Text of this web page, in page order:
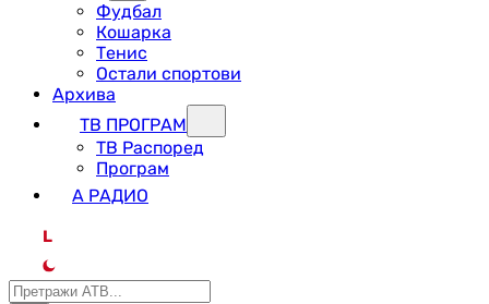
Фудбал
Кошарка
Тенис
Остали спортови
Архива
ТВ ПРОГРАМ
ТВ Распоред
Програм
А РАДИО
L